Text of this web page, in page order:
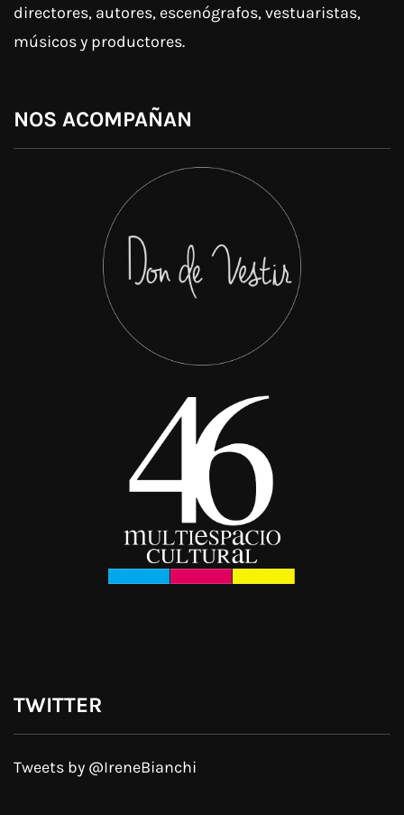
directores, autores, escenógrafos, vestuaristas,
músicos y productores.
NOS ACOMPAÑAN
TWITTER
Tweets by @IreneBianchi